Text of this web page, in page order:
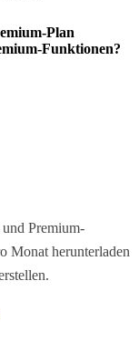
Plan
Funktionen?
und Premium-
Monat herunterladen